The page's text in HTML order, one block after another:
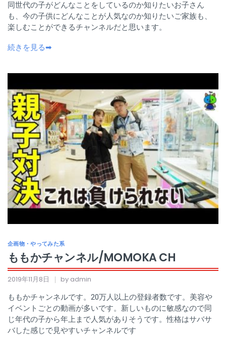
同世代の子がどんなことをしているのか知りたいお子さん
も、今の子供にどんなことが人気なのか知りたいご家族も、
楽しむことができるチャンネルだと思います。
続きを見る➡
企画物・やってみた系
ももかチャンネル/MOMOKA CH
2019年11月8日 by admin
ももかチャンネルです。20万人以上の登録者数です。美容や
イベントごとの動画が多いです。新しいものに敏感なので同
じ年代の子から年上まで人気がありそうです。性格はサバサ
バした感じで見やすいチャンネルです